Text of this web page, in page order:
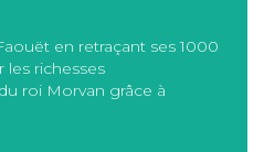
en retraçant ses 1000
les richesses
roi Morvan grâce à